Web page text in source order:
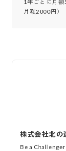
1年ごとに月
月額2000円）
株式会社北の
Be a Challenger